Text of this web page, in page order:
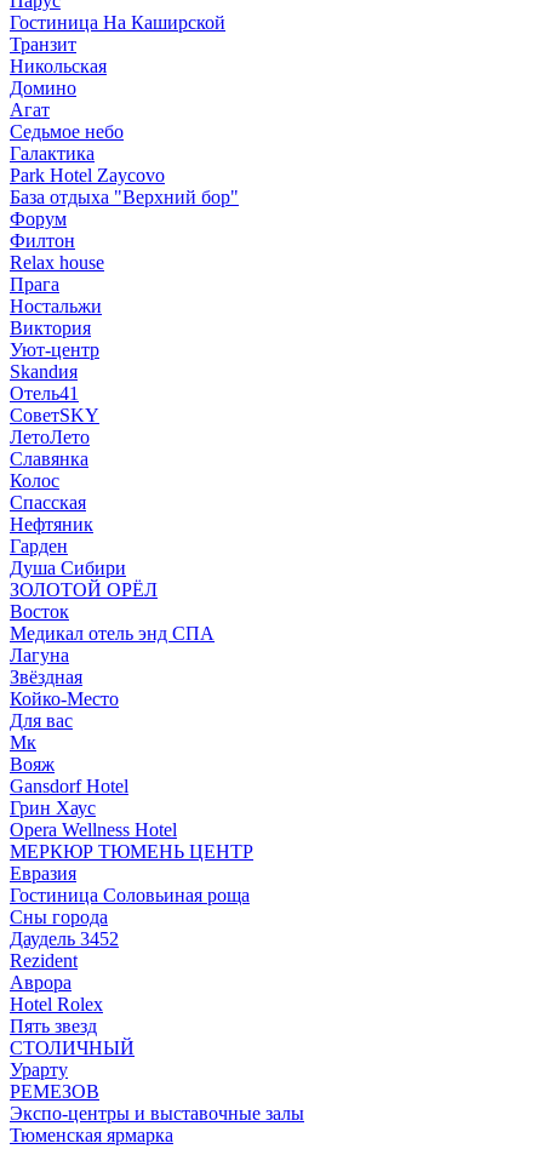
Гостиница На Каширской
Транзит
Никольская
Домино
Агат
Седьмое небо
Галактика
Park Hotel Zaycovo
База отдыха "Верхний бор"
Форум
Филтон
Relax house
Прага
Ностальжи
Виктория
Уют-центр
Skandия
Отель41
СоветSKY
ЛетоЛето
Славянка
Колос
Спасская
Нефтяник
Гарден
Душа Сибири
ЗОЛОТОЙ ОРЁЛ
Восток
Медикал отель энд СПА
Лагуна
Звёздная
Койко-Место
Для вас
Мк
Вояж
Gansdorf Hotel
Грин Хаус
Opera Wellness Hotel
МЕРКЮР ТЮМЕНЬ ЦЕНТР
Евразия
Гостиница Соловьиная роща
Сны города
Даудель 3452
Rezident
Аврора
Hotel Rolex
Пять звезд
СТОЛИЧНЫЙ
Урарту
РЕМЕЗОВ
Экспо-центры и выставочные залы
Тюменская ярмарка